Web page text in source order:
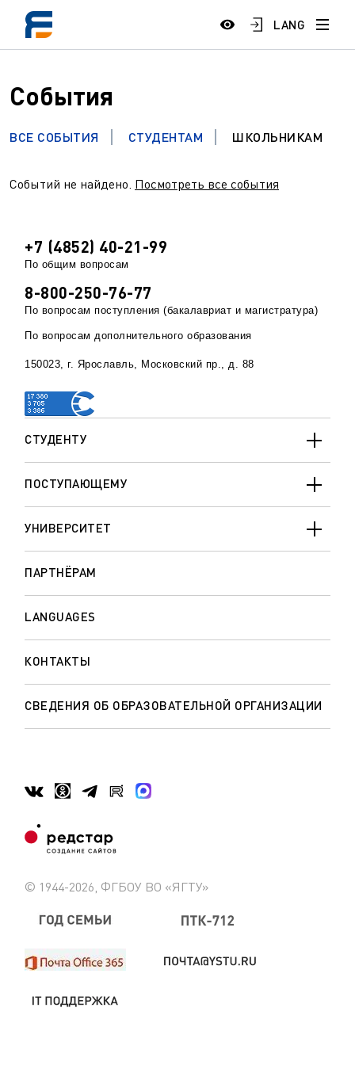
LANG
События
ВСЕ СОБЫТИЯ СТУДЕНТАМ ШКОЛЬНИКАМ
Событий не найдено. Посмотреть все события
СТУДЕНТУ
ПОСТУПАЮЩЕМУ
УНИВЕРСИТЕТ
ПАРТНЁРАМ
LANGUAGES
КОНТАКТЫ
СВЕДЕНИЯ ОБ ОБРАЗОВАТЕЛЬНОЙ ОРГАНИЗАЦИИ
+7 (4852) 40-21-99
По общим вопросам
8-800-250-76-77
По вопросам поступления (бакалавриат и магистратура)
По вопросам дополнительного образования
150023, г. Ярославль, Московский пр., д. 88
© 1944-2026, ФГБОУ ВО «ЯГТУ»